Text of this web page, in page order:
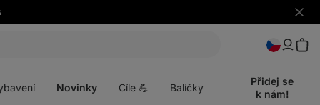
Skrýt
Novinky Cíle 💪 Balíčky
Přidej se
k nám!